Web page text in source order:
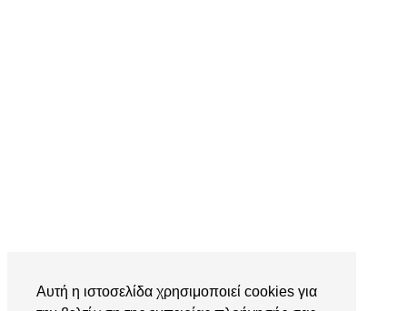
Αυτή η ιστοσελίδα χρησιμοποιεί cookies για